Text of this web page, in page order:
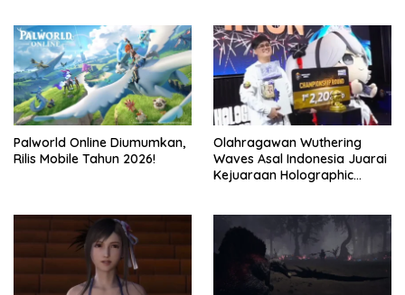
Palworld Online Diumumkan,
Rilis Mobile Tahun 2026!
Olahragawan Wuthering
Waves Asal Indonesia Juarai
Kejuaraan Holographic